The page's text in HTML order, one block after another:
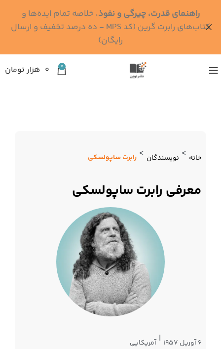
0 ۰ هزار تومان
خانه > نویسندگان > رابرت ساپولسکی
معرفی رابرت ساپولسکی
۶ آوریل ۱۹۵۷ | آمریکایی
راهنمای قدرت، چیرگی و نفوذ، خلاصه تمام ایده‌ها و
کتاب‌های رابرت گرین (کد MPS - ده درصد تخفیف و ارسال
رایگان)